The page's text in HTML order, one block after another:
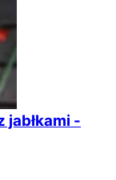
jabłkami -